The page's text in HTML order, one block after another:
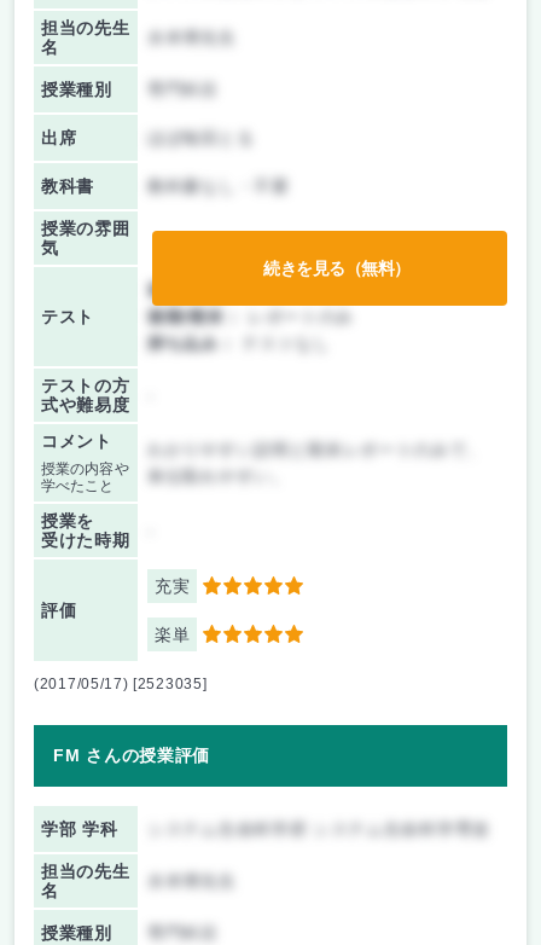
担当の先生
名
授業種別
出席 ほぼ毎回とる
教科書 教科書なし・不要
授業の雰囲
気
テスト
前期/中間：
後期/期末：
持ち込み：
テストの方
式や難易度
コメント
授業の内容や
学べたこと
授業を
受けた時期
評価
充実 5
楽単 5
続きを見る（無料）
(2017/05/17) [2523035]
FM さんの授業評価
学部 学科 システム生命科学府 システム生命科学専攻
担当の先生
名
授業種別